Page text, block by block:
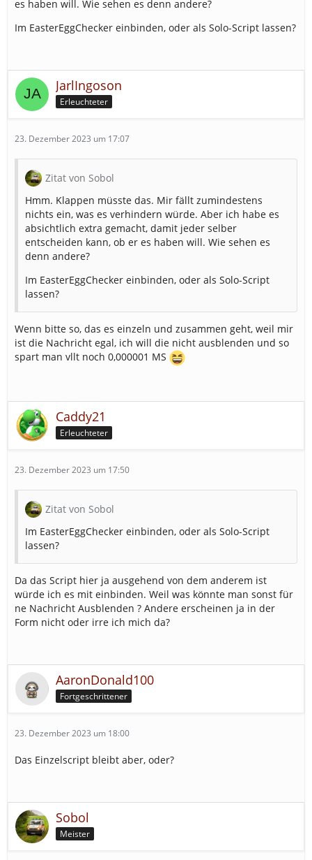
es haben will. Wie sehen es denn andere?
Im EasterEggChecker einbinden, oder als Solo-Script lassen?
JarlIngoson
Erleuchteter
23. Dezember 2023 um 17:07
Zitat von Sobol
Hmm. Klappen müsste das. Mir fällt zumindestens
nichts ein, was es verhindern würde. Aber ich habe es
absichtlich extra gemacht, damit jeder selber
entscheiden kann, ob er es haben will. Wie sehen es
denn andere?
Im EasterEggChecker einbinden, oder als Solo-Script
lassen?
Wenn bitte so, das es einzeln und zusammen geht, weil mir
ist die Nachricht egal, ich will die nicht ausblenden und so
spart man vllt noch 0,000001 MS
Caddy21
Erleuchteter
23. Dezember 2023 um 17:50
Zitat von Sobol
Im EasterEggChecker einbinden, oder als Solo-Script
lassen?
Da das Script hier ja ausgehend von dem anderem ist
würde ich es mit einbinden. Weil was könnte man sonst für
ne Nachricht Ausblenden ? Andere erscheinen ja in der
Form nicht oder irre ich mich da?
AaronDonald100
Fortgeschrittener
23. Dezember 2023 um 18:00
Das Einzelscript bleibt aber, oder?
Sobol
Meister